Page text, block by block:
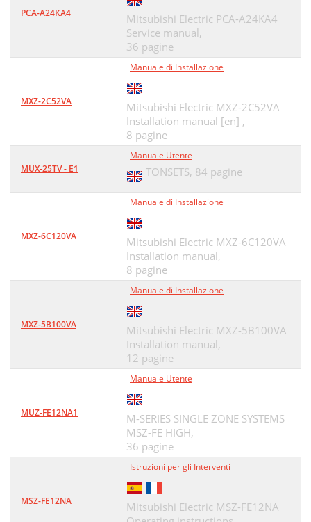
PCA-A24KA4
Mitsubishi Electric PCA-A24KA4
Service manual,
36 pagine
MXZ-2C52VA
Manuale di Installazione
Mitsubishi Electric MXZ-2C52VA
Installation manual [en] ,
8 pagine
MUX-25TV - E1
Manuale Utente
TONSETS, 84 pagine
MXZ-6C120VA
Manuale di Installazione
Mitsubishi Electric MXZ-6C120VA
Installation manual,
8 pagine
MXZ-5B100VA
Manuale di Installazione
Mitsubishi Electric MXZ-5B100VA
Installation manual,
12 pagine
MUZ-FE12NA1
Manuale Utente
M-SERIES SINGLE ZONE SYSTEMS
MSZ-FE HIGH,
36 pagine
MSZ-FE12NA
Istruzioni per gli Interventi
Mitsubishi Electric MSZ-FE12NA